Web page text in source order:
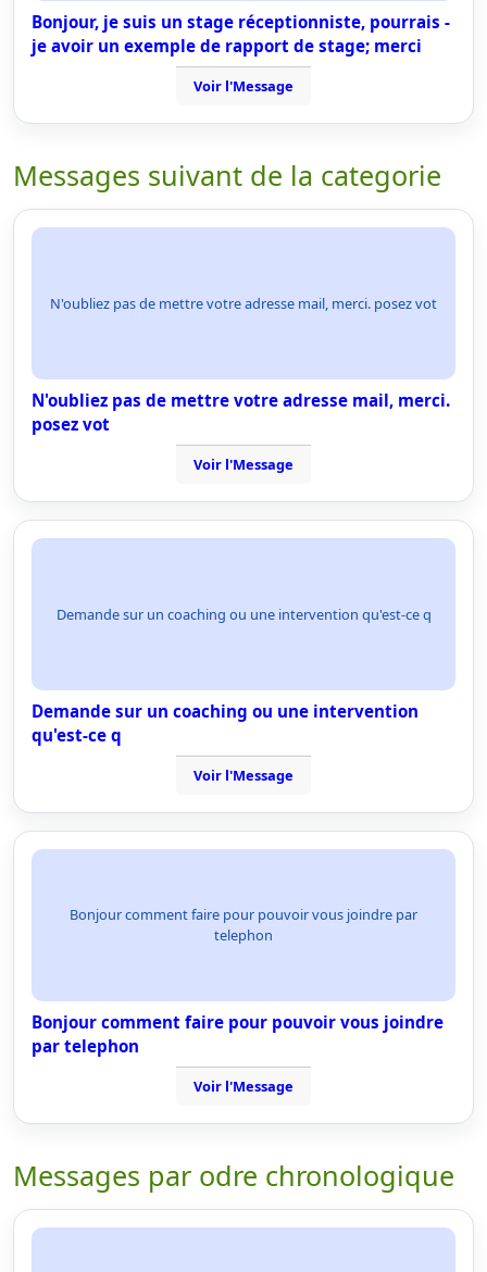
Bonjour, je suis un stage réceptionniste, pourrais -
je avoir un exemple de rapport de stage; merci
Voir l'Message
Messages suivant de la categorie
N'oubliez pas de mettre votre adresse mail, merci. posez vot
N'oubliez pas de mettre votre adresse mail, merci.
posez vot
Voir l'Message
Demande sur un coaching ou une intervention qu'est-ce q
Demande sur un coaching ou une intervention
qu'est-ce q
Voir l'Message
Bonjour comment faire pour pouvoir vous joindre par
telephon
Bonjour comment faire pour pouvoir vous joindre
par telephon
Voir l'Message
Messages par odre chronologique